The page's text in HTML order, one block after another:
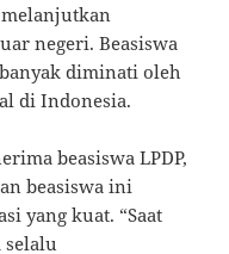
negeri. Beasiswa
diminati oleh
di Indonesia.
beasiswa LPDP,
beasiswa ini
yang kuat. “Saat
selalu